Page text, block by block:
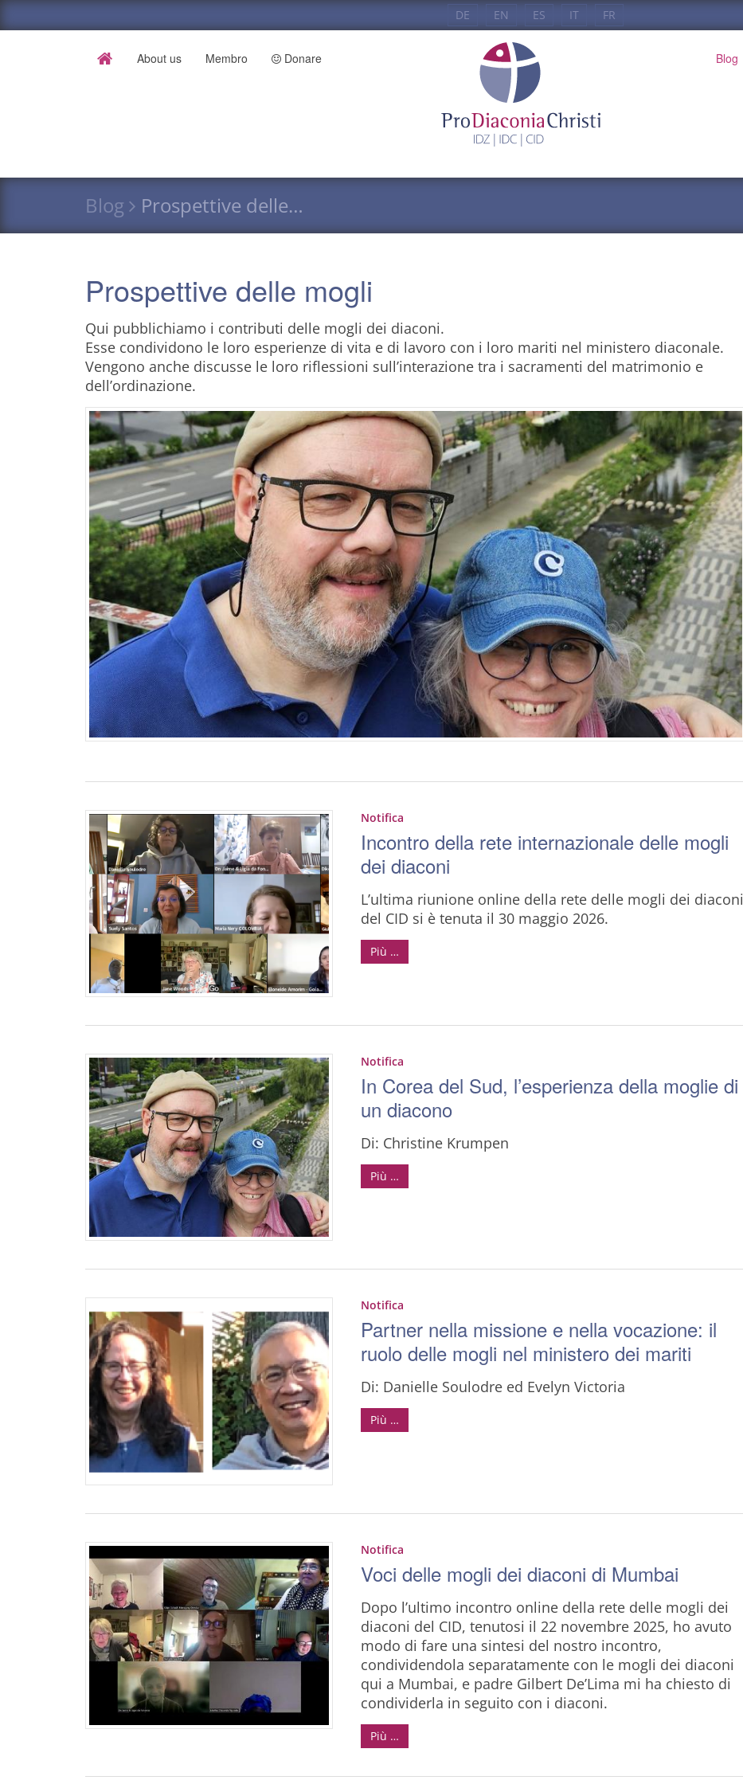
DE EN ES IT FR
About us Membro Donare Blog
Blog Prospettive delle…
Prospettive delle mogli
Qui pubblichiamo i contributi delle mogli dei diaconi.
Esse condividono le loro esperienze di vita e di lavoro con i loro mariti nel ministero diaconale.
Vengono anche discusse le loro riflessioni sull’interazione tra i sacramenti del matrimonio e
dell’ordinazione.
Notifica
Incontro della rete internazionale delle mogli
dei diaconi
L’ultima riunione online della rete delle mogli dei diaconi
del CID si è tenuta il 30 maggio 2026.
Più …
Notifica
In Corea del Sud, l’esperienza della moglie di
un diacono
Di: Christine Krumpen
Più …
Notifica
Partner nella missione e nella vocazione: il
ruolo delle mogli nel ministero dei mariti
Di: Danielle Soulodre ed Evelyn Victoria
Più …
Notifica
Voci delle mogli dei diaconi di Mumbai
Dopo l’ultimo incontro online della rete delle mogli dei
diaconi del CID, tenutosi il 22 novembre 2025, ho avuto
modo di fare una sintesi del nostro incontro,
condividendola separatamente con le mogli dei diaconi
qui a Mumbai, e padre Gilbert De’Lima mi ha chiesto di
condividerla in seguito con i diaconi.
Più …